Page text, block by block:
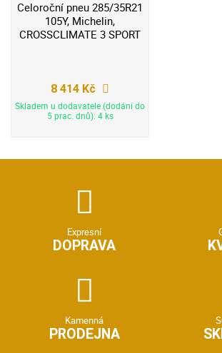
Celoroční pneu 285/35R21
105Y, Michelin,
CROSSCLIMATE 3 SPORT
8 414 Kč
Skladem u dodavatele (dodání do
5 prac. dnů): 4 ks
Expresní
DOPRAVA
Kamenná
PRODEJNA